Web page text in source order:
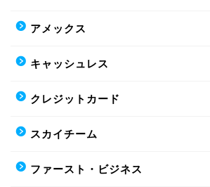
アメックス
キャッシュレス
クレジットカード
スカイチーム
ファースト・ビジネス